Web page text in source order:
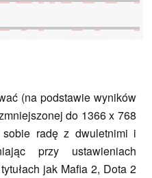
(na podstawie wyników
do 1366 x 768
radę z dwuletnimi i
przy ustawieniach
jak Mafia 2, Dota 2